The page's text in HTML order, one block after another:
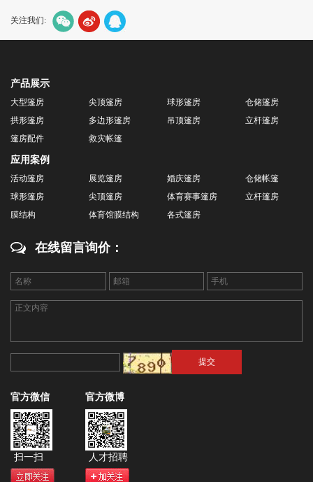
关注我们:
产品展示
大型篷房 尖顶篷房 球形篷房
仓储篷房
拱形篷房
多边形篷房 吊顶篷房
立杆篷房
篷房配件
救灾帐篷
应用案例
活动篷房 展览篷房 婚庆篷房
仓储帐篷
球形篷房
尖顶篷房 体育赛事篷房
立杆篷房
膜结构
体育馆膜结构 各式篷房
在线留言询价：
官方微信
扫一扫
官方微博
人才招聘